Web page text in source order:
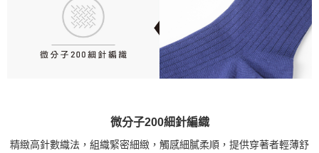
微分子200細針編織
精緻高針數織法，組織緊密細緻，觸感細膩柔順，提供穿著者輕薄舒